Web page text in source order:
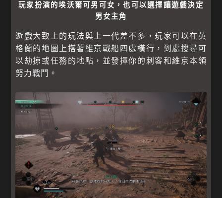
玩家扮演的埃沃爾可男可女，也可以選擇讓遊戲決定
男女主角
遊戲大致上的玩法與上一代差不多，玩家可以在英
格蘭的地圖上搭著維京戰船四處橫行，到處搜尋可
以劫掠或任務的地點，並發揮你的刺客和維京本領
努力戰鬥。